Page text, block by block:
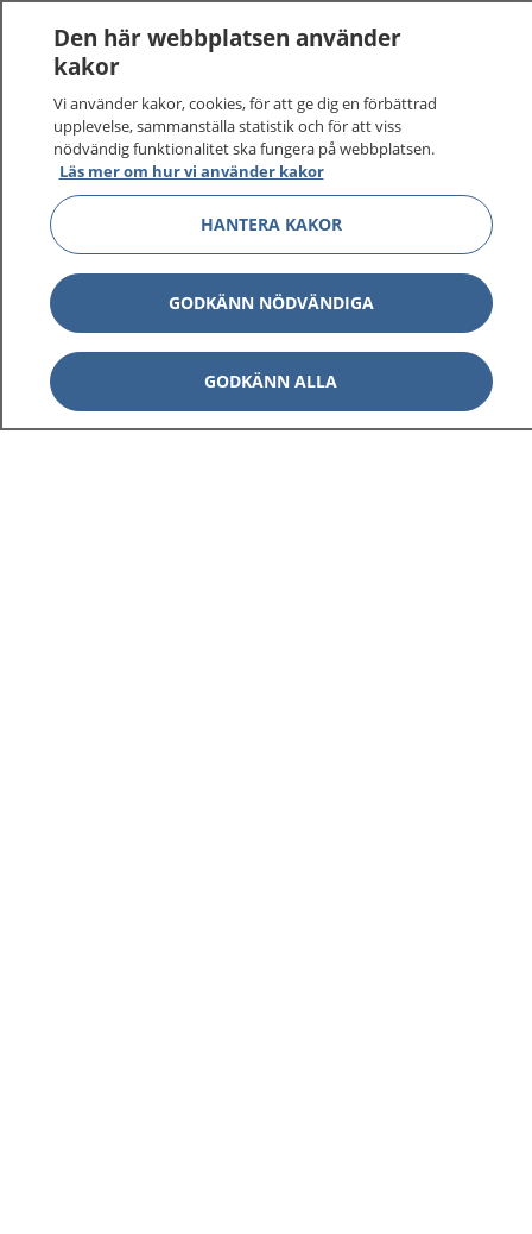
Den här webbplatsen använder
kakor
Vi använder kakor, cookies, för att ge dig en förbättrad
upplevelse, sammanställa statistik och för att viss
nödvändig funktionalitet ska fungera på webbplatsen.
Läs mer om hur vi använder kakor
HANTERA KAKOR
GODKÄNN NÖDVÄNDIGA
GODKÄNN ALLA